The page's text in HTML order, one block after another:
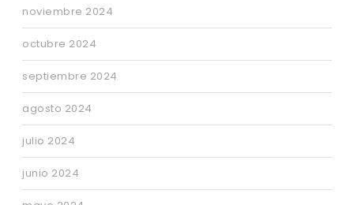
noviembre 2024
octubre 2024
septiembre 2024
agosto 2024
julio 2024
junio 2024